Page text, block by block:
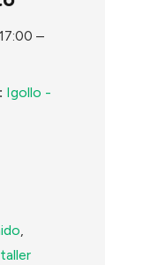
–
Igollo -
,
taller